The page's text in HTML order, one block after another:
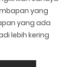
yang
yang ada
lebih kering